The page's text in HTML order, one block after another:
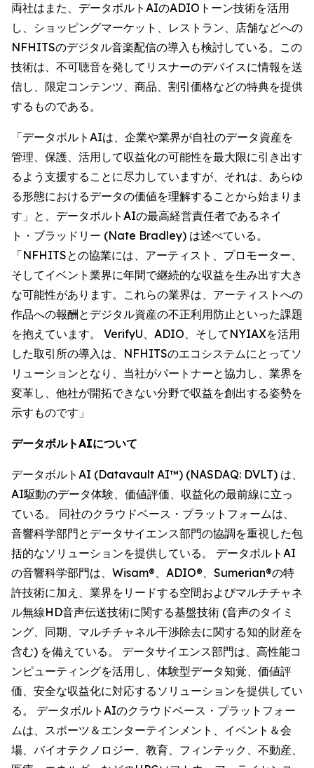
両社はまた、データボルトAIのADIOトーン技術を活用
し、ショッピングマーケット、レストラン、店舗などへの
NFHITSのデジタル音楽配信の導入も検討している。この
技術は、不可聴音を発してリスナーのデバイスに情報を送
信し、限定コンテンツ、商品、割引価格などの特典を提供
するものである。
「データボルトAIは、企業や業界が自社のデータ資産を
管理、保護、活用して収益化の可能性を最大限に引き出す
るよう支援することに尽力していますが、それは、あらゆ
る形態におけるデータの価値を理解することから始まりま
す」と、データボルトAIの最高経営責任者であるネイ
ト・ブラッドリー (Nate Bradley) は述べている。
「NFHITSとの協業には、アーティスト、プロモーター、
そしてイベント業界に年間で継続的な収益を生み出す大き
な可能性があります。これらの業界は、アーティストへの
作品への報酬とデジタル資産の不正利用防止といった課題
を抱えています。 VerifyU、ADIO、そしてNYIAXを活用
した取引所の導入は、NFHITSのエコシステムにとってソ
リューションとなり、当社がパートナーと協力し、業界を
変革し、他社が開拓できない分野で収益を創出する姿勢を
示すものです」
データボルトAIについて
データボルトAI (Datavault AI™) (NASDAQ: DVLT) は、
AI駆動のデータ体験、価値評価、収益化の最前線に立っ
ている。 同社のクラウドベース・プラットフォームは、
音響科学部門とデータサイエンス部門の協調を重視した包
括的なソリューションを提供している。 データボルトAI
の音響科学部門は、Wisam®、ADIO®、Sumerian®の特
許技術に加え、業界をリードする空間およびマルチチャネ
ル無線HD音声伝送技術に関する基盤技術 (音声のタイミ
ング、同期、マルチチャネル干渉除去に関する知的財産を
含む) を備えている。 データサイエンス部門は、高性能コ
ンピューティングを活用し、体験型データ知覚、価値評
価、安全な収益化に対応するソリューションを提供してい
る。 データボルトAIのクラウドベース・プラットフォー
ムは、スポーツ＆エンターテインメント、イベント＆会
場、バイオテクノロジー、教育、フィンテック、不動産、